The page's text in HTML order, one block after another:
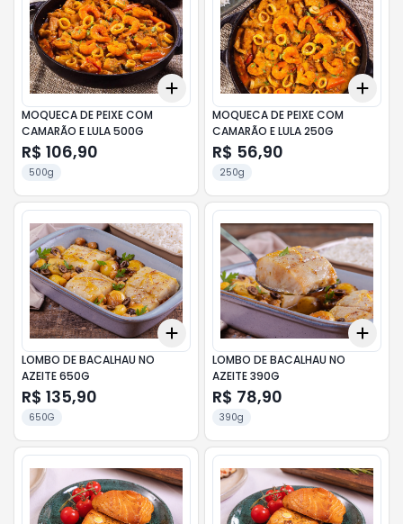
+5 +10
Add
MOQUECA DE PEIXE COM
CAMARÃO E LULA 500G
R$ 106,90
500g
Add
MOQUECA DE PEIXE COM
CAMARÃO E LULA 250G
R$ 56,90
250g
+5 +10
Add
LOMBO DE BACALHAU NO
AZEITE 650G
R$ 135,90
650G
Add
LOMBO DE BACALHAU NO
AZEITE 390G
R$ 78,90
390g